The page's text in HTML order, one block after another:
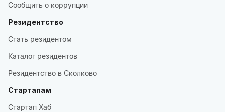
Сообщить о коррупции
Резидентство
Стать резидентом
Каталог резидентов
Резидентство в Сколково
Стартапам
Стартап Хаб